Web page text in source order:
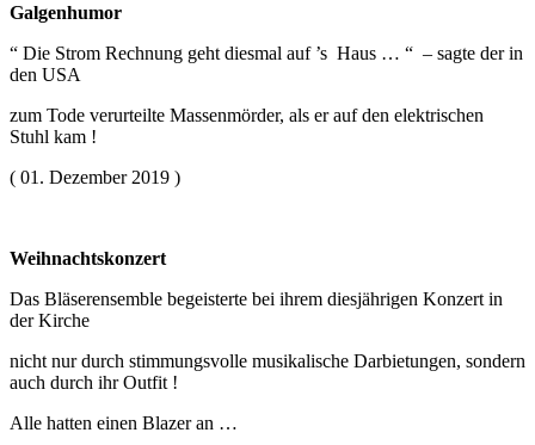
Galgenhumor
“ Die Strom Rechnung geht diesmal auf ’s Haus … “ – sagte der in
den USA
zum Tode verurteilte Massenmörder, als er auf den elektrischen
Stuhl kam !
( 01. Dezember 2019 )
Weihnachtskonzert
Das Bläserensemble begeisterte bei ihrem diesjährigen Konzert in
der Kirche
nicht nur durch stimmungsvolle musikalische Darbietungen, sondern
auch durch ihr Outfit !
Alle hatten einen Blazer an …